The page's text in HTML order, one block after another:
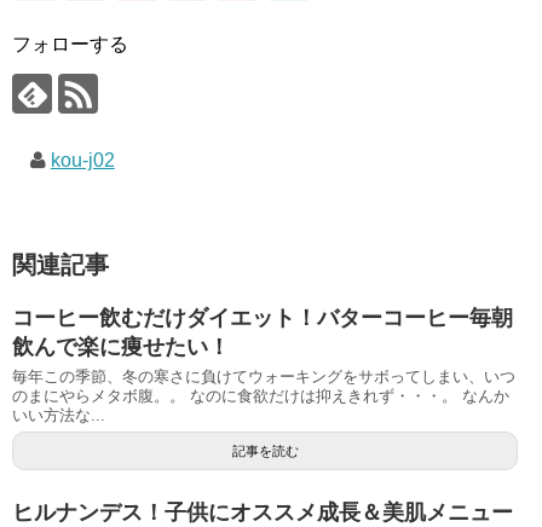
フォローする
kou-j02
関連記事
コーヒー飲むだけダイエット！バターコーヒー毎朝
飲んで楽に痩せたい！
毎年この季節、冬の寒さに負けてウォーキングをサボってしまい、いつ
のまにやらメタボ腹。。 なのに食欲だけは抑えきれず・・・。 なんか
いい方法な...
記事を読む
ヒルナンデス！子供にオススメ成長＆美肌メニュー